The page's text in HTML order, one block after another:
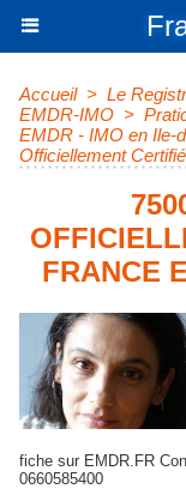
Accueil > Le
EMDR-IMO >
EMDR - IMO en Ile-
Officiellement
FRANCE
fiche sur EMDR.FR
0660585400